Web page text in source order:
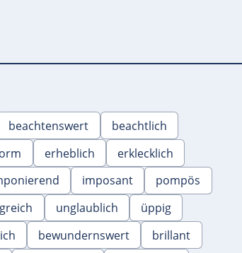
beachtenswert
beachtlich
erheblich
erklecklich
imposant
pompös
unglaublich
üppig
bewundernswert
brillant